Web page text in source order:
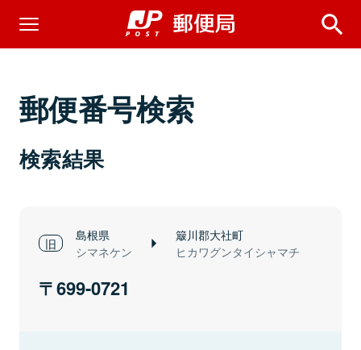
郵便番号検索
検索結果
島根県
シマネケン
簸川郡大社町
ヒカワグンタイシャマチ
699-0721